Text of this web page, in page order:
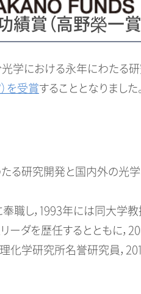
賞（高野榮一賞
光学における永年にわた
を受賞することとなりました
る研究開発と国内外の光
職し，1993年には同大学
ダを歴任するとともに，
理化学研究所名誉研究員，